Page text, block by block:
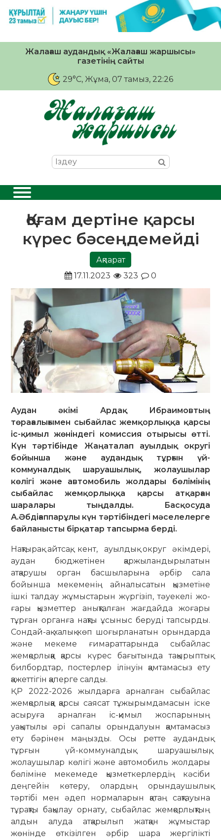
Жалағаш аудандық «Жалағаш жаршысы»
газетінің сайты
29°C, Жұма, 07 тамыз, 22:26
Қоғам дертіне қарсы
күрес бәсеңдемейді
Ақпарат
17.11.2023
323 0
Аудан әкімі Ардақ Ибраимовтың
төрағалығымен сыбайлас жемқорлыққа қарсы
іс-қимыл жөніндегі комиссия отырысы өтті.
Күн тәртібінде Жаңаталап ауылдық округі
бойынша және аудандық тұрғын үй-
коммуналдық шаруашылық, жолаушылар
көлігі және автомобиль жолдары бөлімінің
сыбайлас жемқорлыққа қарсы атқарған
шаралары тыңдалды. Басқосуда
А.Әбдіғаппарұлы күн тәртібіндегі мәселелерге
байланысты бірқатар тапсырма берді.
Нақтырақ айтсақ, кент, ауылдық округ әкімдері,
аудан бюджетінен қар­жы­ландырылатын
атқарушы орган бас­шы­ларына әрбір сала
бойынша меке­менің айналысатын қызметіне
ішкі талдау жұмыстарын жүргізіп, тәуекелі жо­
ғары қызметтер анықталған жағдайда жо­ғары
тұрған органға нақты ұсыныс беруді тапсырды.
Сондай-ақ халық көп шоғыр­ланатын орындарда
және мекеме ғимараттарында сыбайлас
жемқорлыққа қарсы күрес бағытында тақырыптық
билбордтар, постерлер ілінуін қамтамасыз ету
қажеттігін қаперге салды.
ҚР 2022-2026 жылдарға арналған сыбайлас
жемқорлыққа қарсы саясат тұжырымдамасын іске
асыруға арналған іс-қимыл жоспарының
уақытылы әрі сапалы орындалуын қамтамасыз
ету бәрінен маңызды. Осы ретте аудандық
тұрғын үй-коммуналдық шаруашылық,
жолаушылар көлігі және автомобиль жолдары
бөліміне мекемеде қызметкерлердің кәсіби
дең­гейін көтеру, олардың орындаушылық
тәртібі мен әдеп нормаларын қатаң сақ­тауына
тұрақты бақылау орнату, сыбай­лас жемқорлықтың
алдын алуда атқарылып жатқан жұмыстар
жөнінде өткі­зілген әрбір шара жергілікті